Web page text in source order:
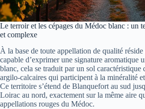
Le terroir et les cépages du Médoc blanc : un
et complexe
À la base de toute appellation de qualité
capable d’exprimer une signature aromatique
blanc, cela se traduit par un sol caractéristique
argilo-calcaires qui participent à la minéralité
Ce territoire s’étend de Blanquefort au sud
Loirac au nord, exactement sur la même aire
appellations rouges du Médoc.